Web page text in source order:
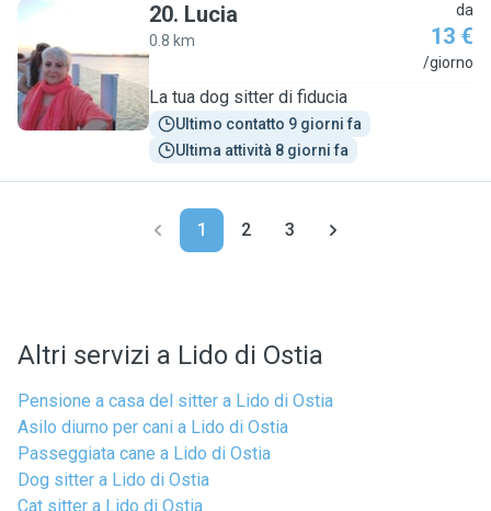
L
20. Lucia
0.8 km
da
13 €
/giorno
La tua dog sitter di fiducia
Ultimo contatto 9 giorni fa
Ultima attività 8 giorni fa
1 2 3
Altri servizi a Lido di Ostia
Pensione a casa del sitter a Lido di Ostia
Asilo diurno per cani a Lido di Ostia
Passeggiata cane a Lido di Ostia
Dog sitter a Lido di Ostia
Cat sitter a Lido di Ostia